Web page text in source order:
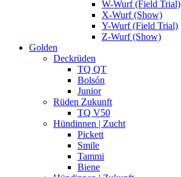
W-Wurf (Field Trial)
X-Wurf (Show)
Y-Wurf (Field Trial)
Z-Wurf (Show)
Golden
Deckrüden
TQ QT
Bolsón
Junior
Rüden Zukunft
TQ V50
Hündinnen | Zucht
Pickett
Smile
Tammi
Biene